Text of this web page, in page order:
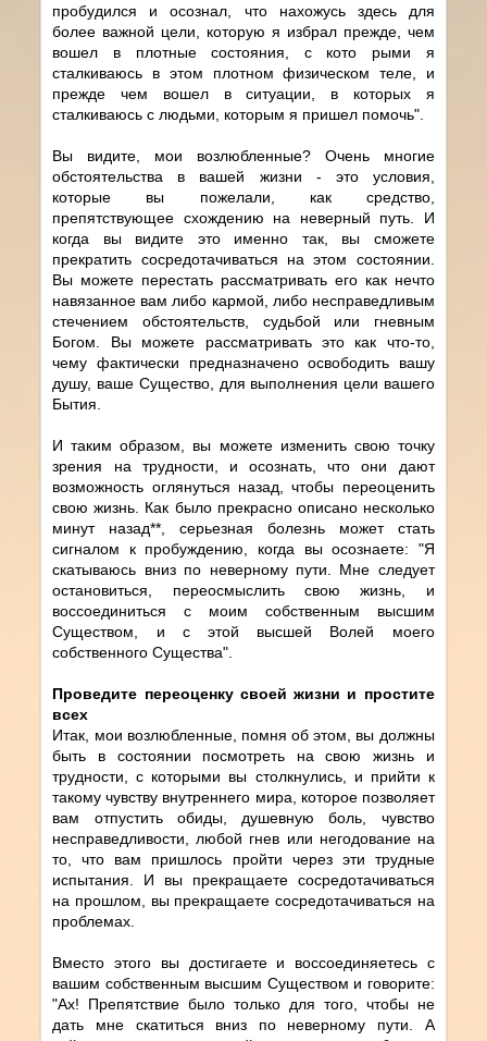
пробудился и осознал, что нахожусь здесь для
более важной цели, которую я избрал прежде, чем
вошел в плотные состояния, с кото рыми я
сталкиваюсь в этом плотном физическом теле, и
прежде чем вошел в ситуации, в которых я
сталкиваюсь с людьми, которым я пришел помочь".
Вы видите, мои возлюбленные? Очень многие
обстоятельства в вашей жизни - это условия,
которые вы пожелали, как средство,
препятствующее схождению на неверный путь. И
когда вы видите это именно так, вы сможете
прекратить сосредотачиваться на этом состоянии.
Вы можете перестать рассматривать его как нечто
навязанное вам либо кармой, либо несправедливым
стечением обстоятельств, судьбой или гневным
Богом. Вы можете рассматривать это как что-то,
чему фактически предназначено освободить вашу
душу, ваше Существо, для выполнения цели вашего
Бытия.
И таким образом, вы можете изменить свою точку
зрения на трудности, и осознать, что они дают
возможность оглянуться назад, чтобы переоценить
свою жизнь. Как было прекрасно описано несколько
минут назад**, серьезная болезнь может стать
сигналом к пробуждению, когда вы осознаете: "Я
скатываюсь вниз по неверному пути. Мне следует
остановиться, переосмыслить свою жизнь, и
воссоединиться с моим собственным высшим
Существом, и с этой высшей Волей моего
собственного Существа".
Проведите переоценку своей жизни и простите
всех
Итак, мои возлюбленные, помня об этом, вы должны
быть в состоянии посмотреть на свою жизнь и
трудности, с которыми вы столкнулись, и прийти к
такому чувству внутреннего мира, которое позволяет
вам отпустить обиды, душевную боль, чувство
несправедливости, любой гнев или негодование на
то, что вам пришлось пройти через эти трудные
испытания. И вы прекращаете сосредотачиваться
на прошлом, вы прекращаете сосредотачиваться на
проблемах.
Вместо этого вы достигаете и воссоединяетесь с
вашим собственным высшим Существом и говорите:
"Ах! Препятствие было только для того, чтобы не
дать мне скатиться вниз по неверному пути. А